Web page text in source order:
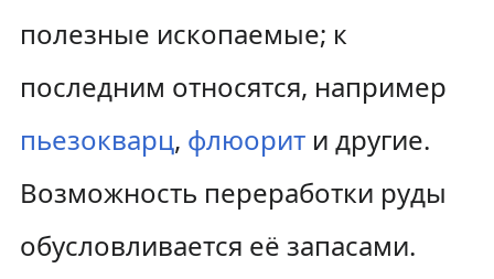
полезные ископаемые; к
последним относятся, например
пьезокварц, флюорити другие.
Возможность переработки руды
обусловливается её запасами.